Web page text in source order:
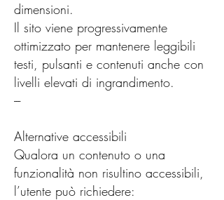
dimensioni.
Il sito viene progressivamente
ottimizzato per mantenere leggibili
testi, pulsanti e contenuti anche con
livelli elevati di ingrandimento.
---
Alternative accessibili
Qualora un contenuto o una
funzionalità non risultino accessibili,
l’utente può richiedere: